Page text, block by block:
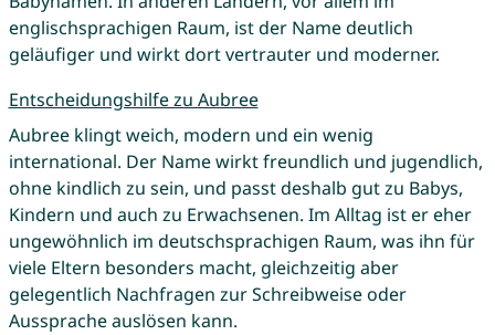
englischsprachigen Raum, ist der Name deutlich
geläufiger und wirkt dort vertrauter und moderner.
Entscheidungshilfe zu Aubree
Aubree klingt weich, modern und ein wenig
international. Der Name wirkt freundlich und jugendlich,
ohne kindlich zu sein, und passt deshalb gut zu Babys,
Kindern und auch zu Erwachsenen. Im Alltag ist er eher
ungewöhnlich im deutschsprachigen Raum, was ihn für
viele Eltern besonders macht, gleichzeitig aber
gelegentlich Nachfragen zur Schreibweise oder
Aussprache auslösen kann.